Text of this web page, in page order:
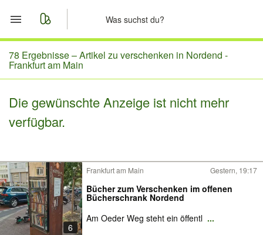
Start
Merkliste
Nachrichten
78 Ergebnisse –Artikel zu verschenken in Nordend -
Frankfurt am Main
Die gewünschte Anzeige ist nicht mehr
verfügbar.
6
Frankfurt am Main Gestern, 19:17
Bücher zum Verschenken im offenen
Bücherschrank Nordend
Am Oeder Weg steht ein öffentl ...